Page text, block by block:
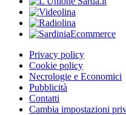
Privacy policy
Cookie policy
Necrologie e Economici
Pubblicità
Contatti
Cambia impostazioni